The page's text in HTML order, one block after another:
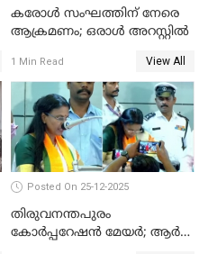
കരോള്‍ സംഘത്തിന് നേരെ
ആക്രമണം; ഒരാള്‍ അറസ്റ്റില്‍
1 Min Read View All
Posted On 25-12-2025
തിരുവനന്തപുരം
കോര്‍പ്പറേഷന്‍ മേയർ; ആര്‍